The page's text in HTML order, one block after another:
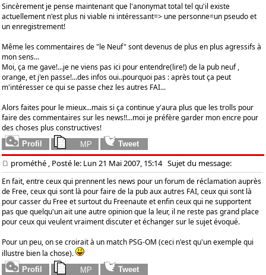
Sincèrement je pense maintenant que l'anonymat total tel qu'il existe
actuellement n'est plus ni viable ni intéressant=> une personne=un pseudo et
un enregistrement!
Même les commentaires de "le Neuf" sont devenus de plus en plus agressifs à
mon sens...
Moi, ça me gave!...je ne viens pas ici pour entendre(lire!) de la pub neuf ,
orange, et j'en passe!...des infos oui..pourquoi pas : après tout ça peut
m'intéresser ce qui se passe chez les autres FAI...
Alors faites pour le mieux...mais si ça continue y'aura plus que les trolls pour
faire des commentaires sur les news!!...moi je préfère garder mon encre pour
des choses plus constructives!
prométhé , Posté le: Lun 21 Mai 2007, 15:14Sujet du message:
En fait, entre ceux qui prennent les news pour un forum de réclamation auprès
de Free, ceux qui sont là pour faire de la pub aux autres FAI, ceux qui sont là
pour casser du Free et surtout du Freenaute et enfin ceux qui ne supportent
pas que quelqu'un ait une autre opinion que la leur, il ne reste pas grand place
pour ceux qui veulent vraiment discuter et échanger sur le sujet évoqué.
Pour un peu, on se croirait à un match PSG-OM (ceci n'est qu'un exemple qui
illustre bien la chose).